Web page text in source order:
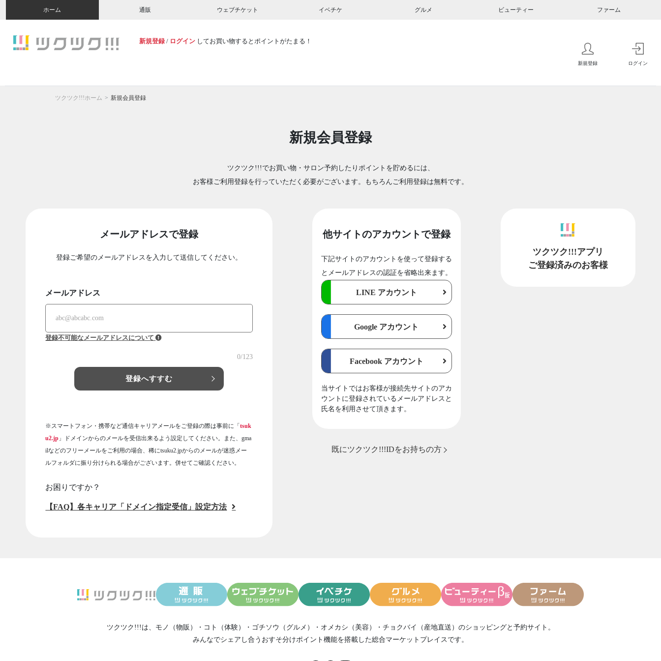
ホーム 通販 ウェブチケット イベチケ グルメ ビューティー ファーム
新規登録 / ログイン してお買い物するとポイントがたまる！
新規登録 ログイン
ツクツク!!!ホーム 新規会員登録
新規会員登録
ツクツク!!!でお買い物・サロン予約したりポイントを貯めるには、
お客様ご利用登録を行っていただく必要がございます。もちろんご利用登録は無料です。
メールアドレスで登録
登録ご希望のメールアドレスを入力して送信してください。
メールアドレス
登録不可能なメールアドレスについて
0/123
登録へすすむ
※スマートフォン・携帯など通信キャリアメールをご登録の際は事前に「tsuk
u2.jp 」ドメインからのメールを受信出来るよう設定してください。また、gma
ilなどのフリーメールをご利用の場合、稀にtsuku2.jpからのメールが迷惑メー
ルフォルダに振り分けられる場合がございます。併せてご確認ください。
お困りですか？
【FAQ】各キャリア「ドメイン指定受信」設定方法
他サイトのアカウントで登録
下記サイトのアカウントを使って登録する
とメールアドレスの認証を省略出来ます。
LINE アカウント
Google アカウント
Facebook アカウント
当サイトではお客様が接続先サイトのアカ
ウントに登録されているメールアドレスと
氏名を利用させて頂きます。
既にツクツク!!!IDをお持ちの方
ツクツク!!!アプリ
ご登録済みのお客様
ツクツク!!!は、 モノ（物販） ・ コト（体験） ・ ゴチソウ（グルメ） ・ オメカシ（美容） ・ チョクバイ（産地直送） のショッピングと予約サイト。
みんなでシェアし合う おすそ分けポイント機能を搭載した総合マーケットプレイスです。